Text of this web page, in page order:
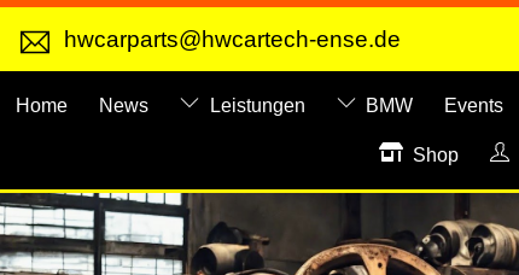
hwcarparts@hwcartech-ense.de
Home News Leistungen BMW Events
Shop